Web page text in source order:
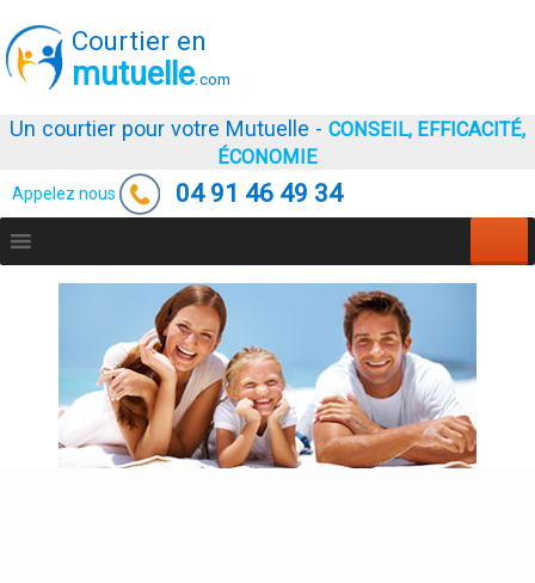
Courtier en
mutuelle.com
Un courtier pour votre Mutuelle - CONSEIL, EFFICACITÉ,
ÉCONOMIE
Appelez nous 04 91 46 49 34
au